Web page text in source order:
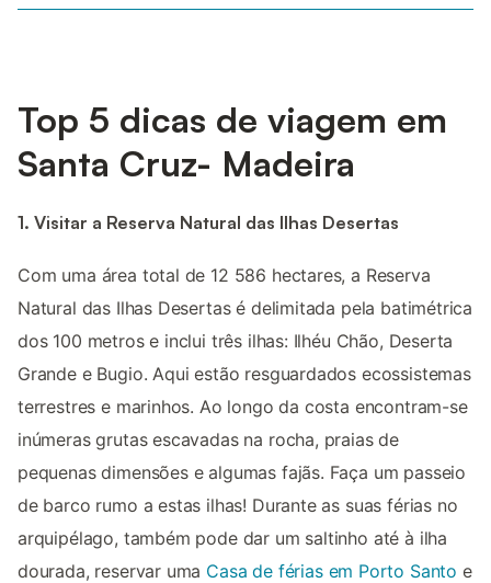
Top 5 dicas de viagem em
Santa Cruz- Madeira
1. Visitar a Reserva Natural das Ilhas Desertas
Com uma área total de 12 586 hectares, a Reserva
Natural das Ilhas Desertas é delimitada pela batimétrica
dos 100 metros e inclui três ilhas: Ilhéu Chão, Deserta
Grande e Bugio. Aqui estão resguardados ecossistemas
terrestres e marinhos. Ao longo da costa encontram-se
inúmeras grutas escavadas na rocha, praias de
pequenas dimensões e algumas fajãs. Faça um passeio
de barco rumo a estas ilhas! Durante as suas férias no
arquipélago, também pode dar um saltinho até à ilha
dourada, reservar uma Casa de férias em Porto Santo e